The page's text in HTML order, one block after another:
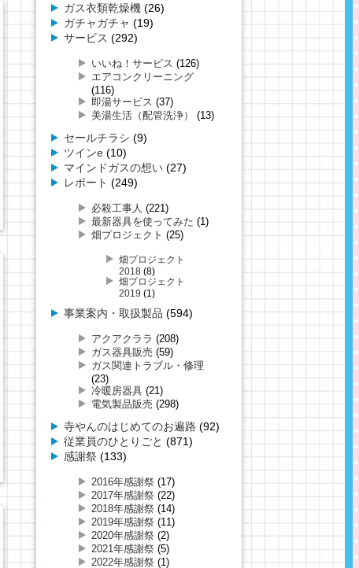
ガス衣類乾燥機 (26)
ガチャガチャ (19)
サービス (292)
いいね！サービス (126)
エアコンクリーニング
(116)
即湯サービス (37)
美湯生活（配管洗浄）
(13)
セールチラシ (9)
ツインe(10)
マインドガスの想い(27)
レポート (249)
必殺工事人 (221)
最新器具を使ってみた (1)
畑プロジェクト (25)
畑プロジェクト
2018(8)
畑プロジェクト
2019 (1)
事業案内・取扱製品 (594)
アクアクララ (208)
ガス器具販売 (59)
ガス関連トラブル・修理
(23)
冷暖房器具(21)
電気製品販売 (298)
寺やんのはじめてのお遍路 (92)
従業員のひとりごと (871)
感謝祭 (133)
2016年感謝祭 (17)
2017年感謝祭 (22)
2018年感謝祭 (14)
2019年感謝祭 (11)
2020年感謝祭 (2)
2021年感謝祭 (5)
2022年感謝祭 (1)